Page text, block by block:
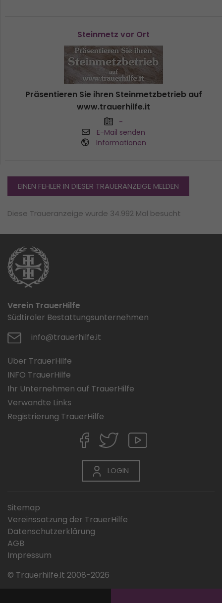
Steinmetz vor Ort
Präsentieren Sie ihren Steinmetzbetrieb auf
www.trauerhilfe.it
-
E-Mail senden
Informationen
EINEN FEHLER IN DIESER TRAUERANZEIGE MELDEN
Diese Traueranzeige wurde 34.992 Mal besucht
Verein TrauerHilfe
Südtiroler Bestattungsunternehmen
info@trauerhilfe.it
Über TrauerHilfe
INFO TrauerHilfe
Ihr Unternehmen auf TrauerHilfe
Verwandte Links
Registrierung TrauerHilfe
LOGIN
Sitemap
Vereinssatzung der TrauerHilfe
Datenschutzerklärung
AGB
Impressum
© Trauerhilfe.it 2008-2026